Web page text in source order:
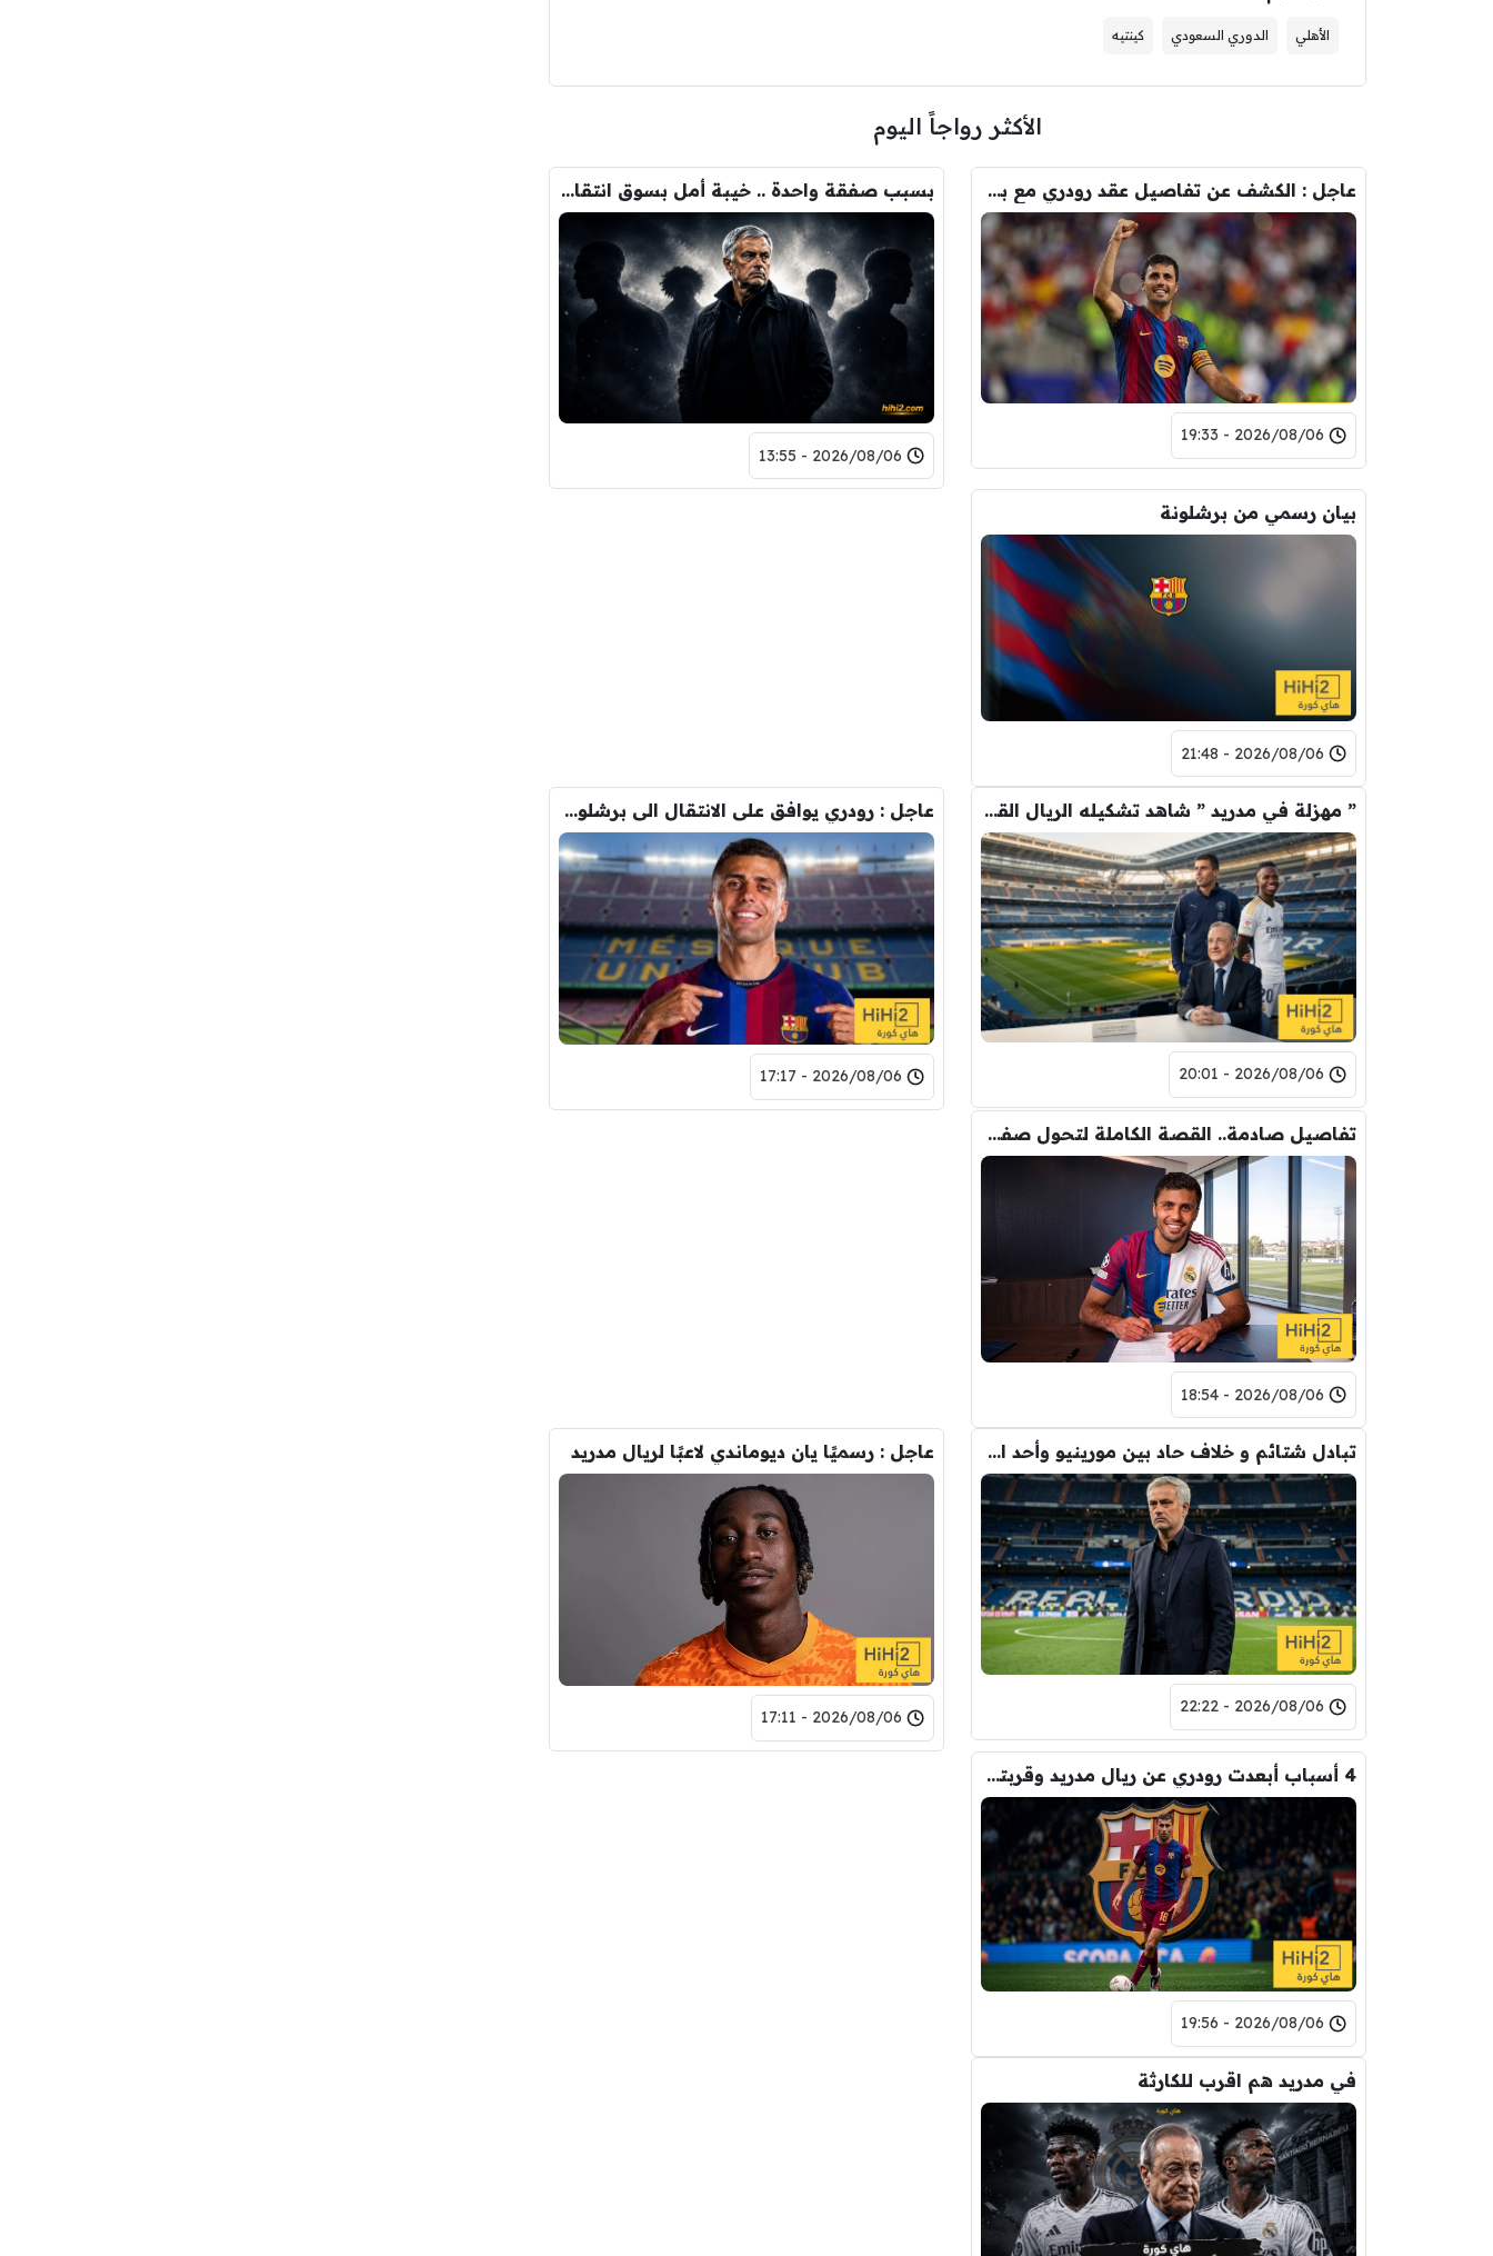
الأهلي الدوري السعودي كينتيه
الأكثر رواجاً اليوم
عاجل : الكشف عن تفاصيل عقد رودري مع برشلونة.. قيمة الصفقة والراتب
2026/08/06 - 19:33
بسبب صفقة واحدة .. خيبة أمل بسوق انتقالات ريال مدريد !
2026/08/06 - 13:55
بيان رسمي من برشلونة
2026/08/06 - 21:48
” مهزلة في مدريد ” شاهد تشكيله الريال القادمه لاكتساح المركز الثاني
2026/08/06 - 20:01
عاجل : رودري يوافق على الانتقال الى برشلونة.. 3 أسباب وراء قراره
2026/08/06 - 17:17
تفاصيل صادمة.. القصة الكاملة لتحول صفقة رودري من ريال مدريد الى برشلونة
2026/08/06 - 18:54
تبادل شتائم و خلاف حاد بين مورينيو وأحد افراد ادارة ريال مدريد بعد انهيار صفقة رودري
2026/08/06 - 22:22
عاجل : رسميًا يان ديوماندي لاعبًا لريال مدريد
2026/08/06 - 17:11
4 أسباب أبعدت رودري عن ريال مدريد وقربته من برشلونة
2026/08/06 - 19:56
في مدريد هم اقرب للكارثة